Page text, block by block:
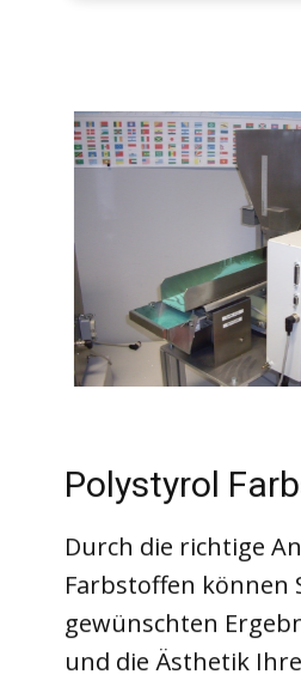
Polystyrol
Durch die richtige
Farbstoffen können
gewünschten
und die Ästhetik